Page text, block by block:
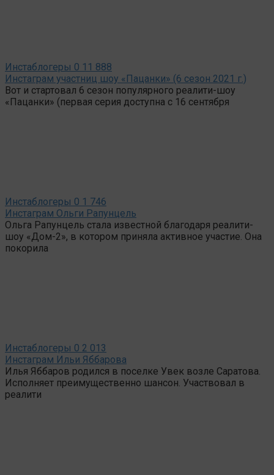
Инстаблогеры 0 11 888
Инстаграм участниц шоу «Пацанки» (6 сезон 2021 г.)
Вот и стартовал 6 сезон популярного реалити-шоу
«Пацанки» (первая серия доступна с 16 сентября
Инстаблогеры 0 1 746
Инстаграм Ольги Рапунцель
Ольга Рапунцель стала известной благодаря реалити-
шоу «Дом-2», в котором приняла активное участие. Она
покорила
Инстаблогеры 0 2 013
Инстаграм Ильи Яббарова
Илья Яббаров родился в поселке Увек возле Саратова.
Исполняет преимущественно шансон. Участвовал в
реалити